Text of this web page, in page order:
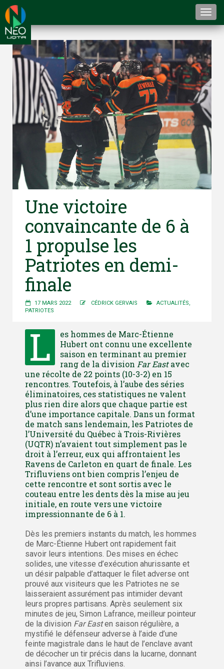
Une victoire
convaincante de 6 à
1 propulse les
Patriotes en demi-
finale
17 MARS 2022 CÉDRICK GERVAIS ACTUALITÉS
PATRIOTES
L
es hommes de Marc-Étienne
Hubert ont connu une excellente
saison en terminant au premier
rang de la division Far Eastavec
une récolte de 22 points (10-3-2) en 15
rencontres. Toutefois, à l’aube des séries
éliminatoires, ces statistiques ne valent
plus rien dire alors que chaque partie est
d’une importance capitale. Dans un format
de match sans lendemain, les Patriotes de
l’Université du Québec à Trois-Rivières
(UQTR) n’avaient tout simplement pas le
droit à l’erreur, eux qui affrontaient les
Ravens de Carleton en quart de finale. Les
Trifluviens ont bien compris l’enjeu de
cette rencontre et sont sortis avec le
couteau entre les dents dès la mise au jeu
initiale, en route vers une victoire
impressionnante de 6 à 1.
Dès les premiers instants du match, les hommes
de Marc-Étienne Hubert ont rapidement fait
savoir leurs intentions. Des mises en échec
solides, une vitesse d’exécution ahurissante et
un désir palpable d’attaquer le filet adverse ont
prouvé aux visiteurs que les Patriotes ne se
laisseraient assurément pas intimider devant
leurs propres partisans. Après seulement six
minutes de jeu, Simon Lafrance, meilleur pointeur
de la division Far Easten saison régulière, a
mystifié le défenseur adverse à l’aide d’une
feinte magistrale dans le haut de l’enclave avant
de décocher un tir précis dans la lucarne, donnant
ainsi l’avance aux Trifluviens.